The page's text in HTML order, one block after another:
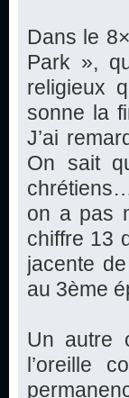
Dans le
Park »,
religieux
sonne la
J’ai
On sait
on a pas
chiffre 13
jacente
au 3ème
Un autre
l’oreille